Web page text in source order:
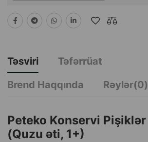
Təsviri
Təfərrüat
Brend Haqqında
Rəylər(0)
Peteko Konservi
(Quzu əti, 1+)